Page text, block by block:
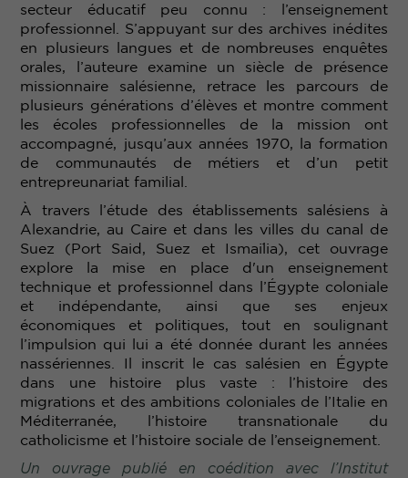
secteur éducatif peu connu : l’enseignement
professionnel. S’appuyant sur des archives inédites
en plusieurs langues et de nombreuses enquêtes
orales, l’auteure examine un siècle de présence
missionnaire salésienne, retrace les parcours de
plusieurs générations d’élèves et montre comment
les écoles professionnelles de la mission ont
accompagné, jusqu’aux années 1970, la formation
de communautés de métiers et d’un petit
entrepreunariat familial.
À travers l’étude des établissements salésiens à
Alexandrie, au Caire et dans les villes du canal de
Suez (Port Said, Suez et Ismaïlia), cet ouvrage
explore la mise en place d'un enseignement
technique et professionnel dans l’Égypte coloniale
et indépendante, ainsi que ses enjeux
économiques et politiques, tout en soulignant
l’impulsion qui lui a été donnée durant les années
nassériennes. Il inscrit le cas salésien en Égypte
dans une histoire plus vaste : l’histoire des
migrations et des ambitions coloniales de l’Italie en
Méditerranée, l’histoire transnationale du
catholicisme et l’histoire sociale de l’enseignement.
Un ouvrage publié en coédition avec l’Institut